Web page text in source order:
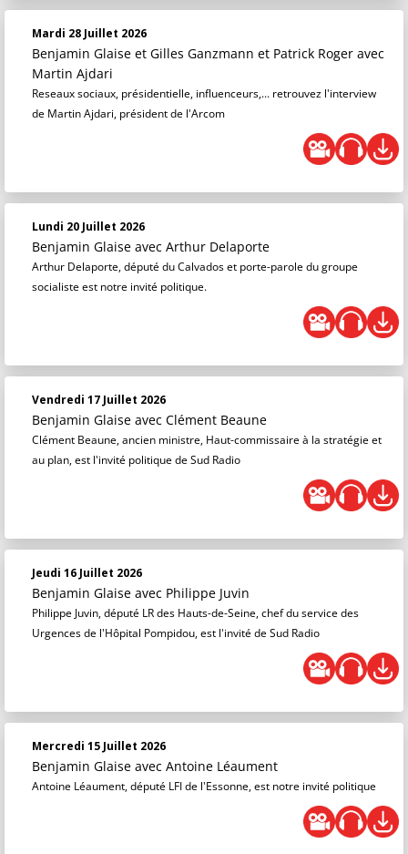
Mardi 28 Juillet 2026
Benjamin Glaise et Gilles Ganzmann et Patrick Roger avec
Martin Ajdari
Reseaux sociaux, présidentielle, influenceurs,... retrouvez l'interview
de Martin Ajdari, président de l'Arcom
Lundi 20 Juillet 2026
Benjamin Glaise avec Arthur Delaporte
Arthur Delaporte, député du Calvados et porte-parole du groupe
socialiste est notre invité politique.
Vendredi 17 Juillet 2026
Benjamin Glaise avec Clément Beaune
Clément Beaune, ancien ministre, Haut-commissaire à la stratégie et
au plan, est l'invité politique de Sud Radio
Jeudi 16 Juillet 2026
Benjamin Glaise avec Philippe Juvin
Philippe Juvin, député LR des Hauts-de-Seine, chef du service des
Urgences de l'Hôpital Pompidou, est l'invité de Sud Radio
Mercredi 15 Juillet 2026
Benjamin Glaise avec Antoine Léaument
Antoine Léaument, député LFI de l'Essonne, est notre invité politique